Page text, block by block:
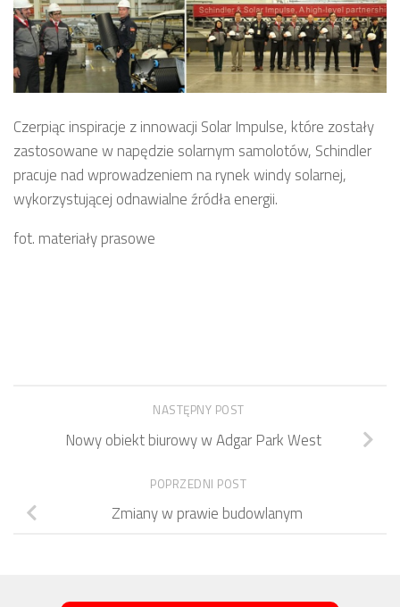
Czerpiąc inspiracje z innowacji Solar Impulse, które zostały
zastosowane w napędzie solarnym samolotów, Schindler
pracuje nad wprowadzeniem na rynek windy solarnej,
wykorzystującej odnawialne źródła energii.
fot. materiały prasowe
NASTĘPNY POST
Nowy obiekt biurowy w Adgar Park West
POPRZEDNI POST
Zmiany w prawie budowlanym